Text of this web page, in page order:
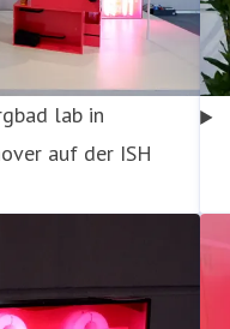
lab in
auf der ISH